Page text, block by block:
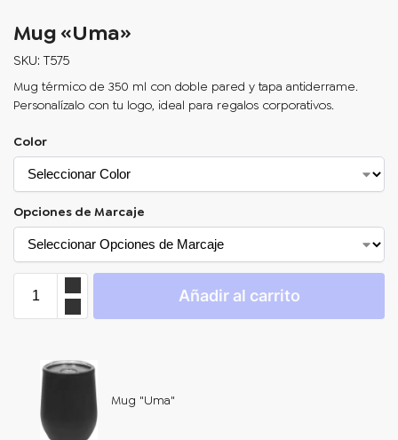
Mug «Uma»
SKU: T575
Mug térmico de 350 ml con doble pared y tapa antiderrame.
Personalízalo con tu logo, ideal para regalos corporativos.
Color
Opciones de Marcaje
Añadir al carrito
Mug "Uma"